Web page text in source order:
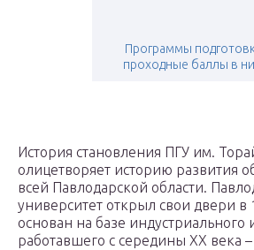
Программы
проходные баллы в ни
История становления ПГУ им.
олицетворяет историю развития
всей Павлодарской области.
университет открыл свои двери в
основан на базе индустриального
работавшего с середины XX века –